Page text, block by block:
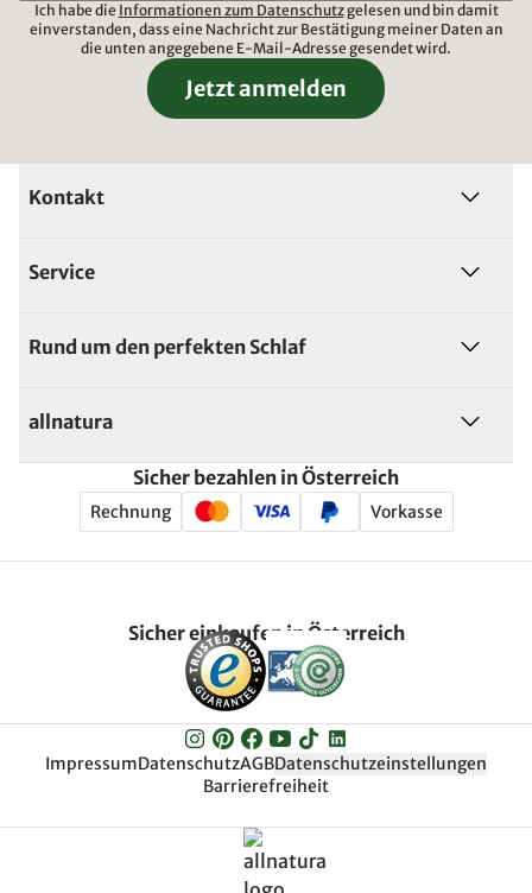
Ich habe die Informationen zum Datenschutzgelesen und bin damit
einverstanden, dass eine Nachricht zur Bestätigung meiner Daten an
die unten angegebene E-Mail-Adresse gesendet wird.
Jetzt anmelden
Kontakt
Service
Rund um den perfekten Schlaf
allnatura
Sicher bezahlen in Österreich
Rechnung Vorkasse
Sicher einkaufen in Österreich
ImpressumDatenschutzAGBDatenschutzeinstellungen
Barrierefreiheit